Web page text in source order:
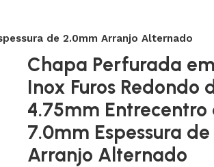
de 2.0mm Arranjo Alternado
Chapa Perfurada
Inox Furos Redondo
4.75mm Entrecentro
7.0mm Espessura
Arranjo Alternado